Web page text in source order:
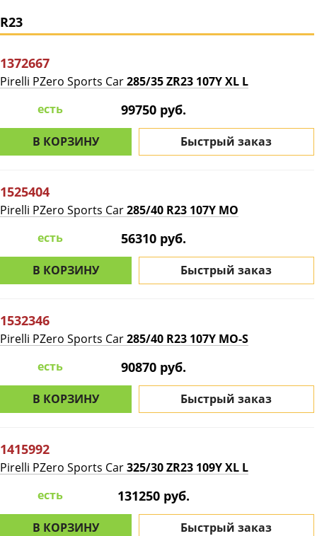
R23
1372667
Pirelli PZero Sports Car285/35 ZR23 107Y XL L
есть
99750 руб.
В КОРЗИНУ Быстрый заказ
1525404
Pirelli PZero Sports Car285/40 R23 107Y MO
есть
56310 руб.
В КОРЗИНУ Быстрый заказ
1532346
Pirelli PZero Sports Car285/40 R23 107Y MO-S
есть
90870 руб.
В КОРЗИНУ Быстрый заказ
1415992
Pirelli PZero Sports Car325/30 ZR23 109Y XL L
есть
131250 руб.
В КОРЗИНУ Быстрый заказ